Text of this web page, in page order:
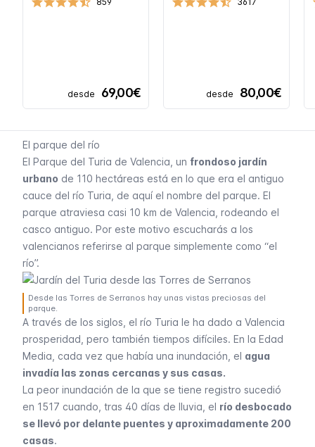
desde 69,00€ desde 80,00€
El parque del río
El Parque del Turia de Valencia, un frondoso jardín
urbano de 110 hectáreas está en lo que era el antiguo
cauce del río Turia, de aquí el nombre del parque. El
parque atraviesa casi 10 km de Valencia, rodeando el
casco antiguo. Por este motivo escucharás a los
valencianos referirse al parque simplemente como “el
río”.
Desde las Torres de Serranos hay unas vistas preciosas del
parque.
A través de los siglos, el río Turia le ha dado a Valencia
prosperidad, pero también tiempos difíciles. En la Edad
Media, cada vez que había una inundación, el agua
invadía las zonas cercanas y sus casas.
La peor inundación de la que se tiene registro sucedió
en 1517 cuando, tras 40 días de lluvia, el río desbocado
se llevó por delante puentes y aproximadamente 200
casas.